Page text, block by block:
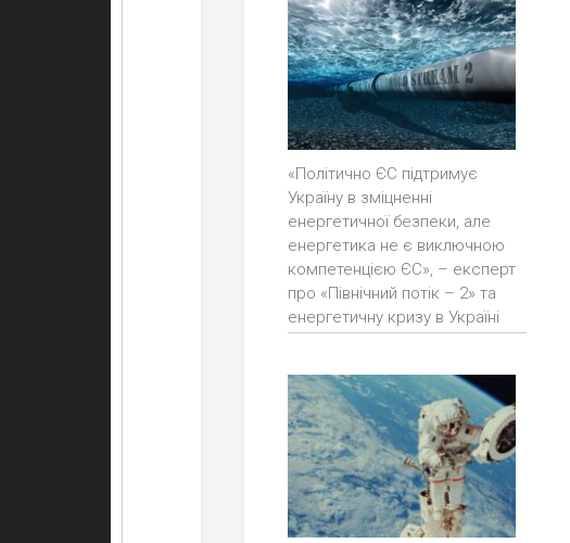
«Політично ЄС підтримує
Україну в зміцненні
енергетичної безпеки, але
енергетика не є виключною
компетенцією ЄС», – експерт
про «Північний потік – 2» та
енергетичну кризу в Україні